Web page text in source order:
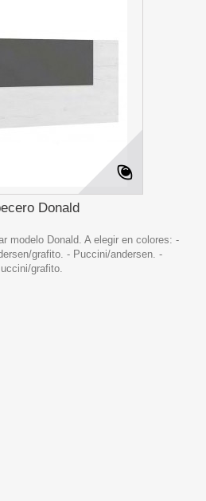
Donald
modelo Donald. A elegir en colores: -
grafito. - Puccini/andersen. -
grafito.